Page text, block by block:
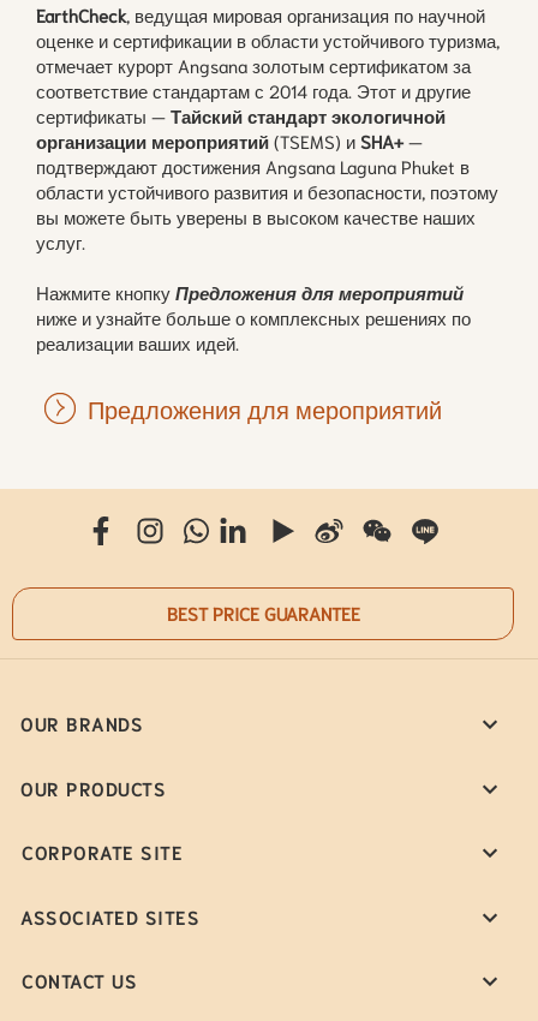
EarthCheck, ведущая мировая организация по научной
оценке и сертификации в области устойчивого туризма,
отмечает курорт Angsana золотым сертификатом за
соответствие стандартам с 2014 года. Этот и другие
сертификаты — Тайский стандарт экологичной
организации мероприятий (TSEMS) и SHA+—
подтверждают достижения Angsana Laguna Phuket в
области устойчивого развития и безопасности, поэтому
вы можете быть уверены в высоком качестве наших
услуг.
Нажмите кнопку Предложения для мероприятий
ниже и узнайте больше о комплексных решениях по
реализации ваших идей.
Предложения для мероприятий
BEST PRICE GUARANTEE
OUR BRANDS
OUR PRODUCTS
CORPORATE SITE
ASSOCIATED SITES
CONTACT US